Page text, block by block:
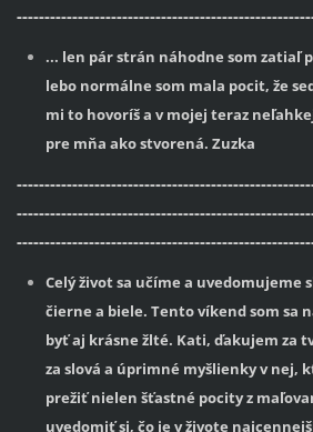
... len pár strán náhodne som zatiaľ
lebo normálne som mala pocit, že
mi to hovoríš a v mojej teraz
pre mňa ako stvorená. Zuzka
Celý život sa učíme a uvedomujeme
čierne a biele. Tento víkend som sa
byť aj krásne žlté. Kati, ďakujem za
za slová a úprimné myšlienky v nej,
prežiť nielen šťastné pocity z
uvedomiť si, čo je v živote